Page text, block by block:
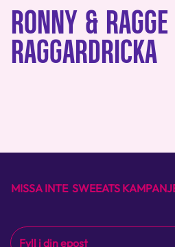
RONNY & RAGGE
RAGGARDRICKA
MISSA INTE SWEEATS